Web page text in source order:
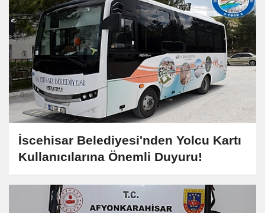
İscehisar Belediyesi'nden Yolcu Kartı
Kullanıcılarına Önemli Duyuru!